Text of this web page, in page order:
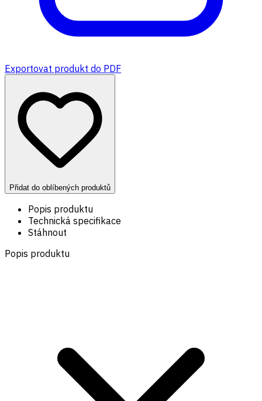
Exportovat produkt do PDF
Přidat do oblíbených produktů
Popis produktu
Technická specifikace
Stáhnout
Popis produktu